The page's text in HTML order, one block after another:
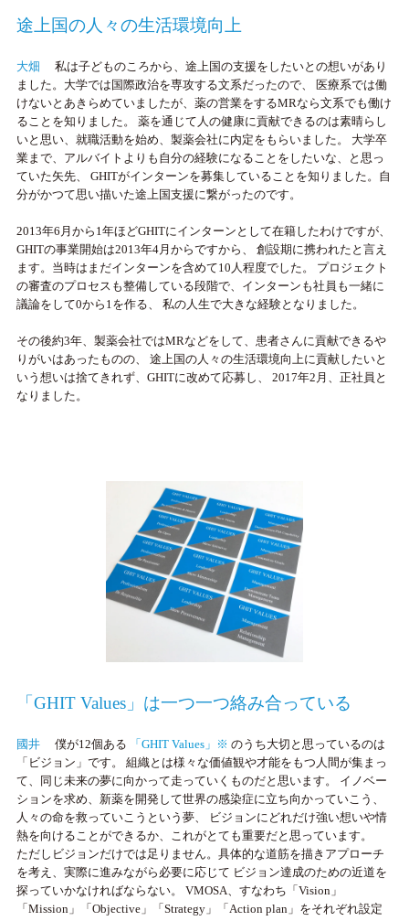
途上国の人々の生活環境向上
大畑
私は子どものころから、途上国の支援をしたいとの想いがあり
ました。大学では国際政治を専攻する文系だったので、 医療系では働
けないとあきらめていましたが、薬の営業をするMRなら文系でも働け
ることを知りました。 薬を通じて人の健康に貢献できるのは素晴らし
いと思い、就職活動を始め、製薬会社に内定をもらいました。 大学卒
業まで、アルバイトよりも自分の経験になることをしたいな、と思っ
ていた矢先、 GHITがインターンを募集していることを知りました。自
分がかつて思い描いた途上国支援に繋がったのです。
2013年6月から1年ほどGHITにインターンとして在籍したわけですが、
GHITの事業開始は2013年4月からですから、 創設期に携われたと言え
ます。当時はまだインターンを含めて10人程度でした。 プロジェクト
の審査のプロセスも整備している段階で、インターンも社員も一緒に
議論をして0から1を作る、 私の人生で大きな経験となりました。
その後約3年、製薬会社ではMRなどをして、患者さんに貢献できるや
りがいはあったものの、 途上国の人々の生活環境向上に貢献したいと
いう想いは捨てきれず、GHITに改めて応募し、 2017年2月、正社員と
なりました。
「GHIT Values」は一つ一つ絡み合っている
國井 僕が12個ある 「GHIT Values」※ のうち大切と思っているのは
「ビジョン」です。 組織とは様々な価値観や才能をもつ人間が集まっ
て、同じ未来の夢に向かって走っていくものだと思います。 イノベー
ションを求め、新薬を開発して世界の感染症に立ち向かっていこう、
人々の命を救っていこうという夢、 ビジョンにどれだけ強い想いや情
熱を向けることができるか、これがとても重要だと思っています。
ただしビジョンだけでは足りません。具体的な道筋を描きアプローチ
を考え、実際に進みながら必要に応じて ビジョン達成のための近道を
探っていかなければならない。 VMOSA、すなわち「Vision」
「Mission」「Objective」「Strategy」「Action plan」をそれぞれ設定